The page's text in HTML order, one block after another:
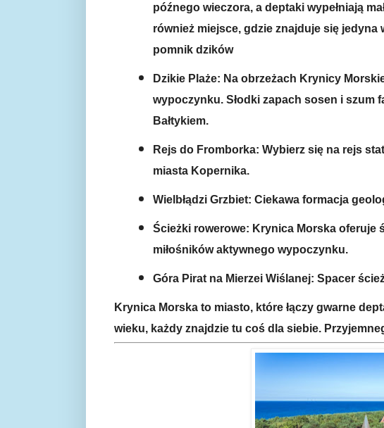
późnego wieczora, a deptaki wypełniają
również miejsce, gdzie znajduje się jedyna
pomnik dzików
Dzikie Plaże: Na obrzeżach Krynicy
wypoczynku. Słodki zapach sosen i szum
Bałtykiem.
Rejs do Fromborka: Wybierz się na rejs
miasta Kopernika.
Wielbłądzi Grzbiet: Ciekawa formacja
Ścieżki rowerowe: Krynica Morska oferuje
miłośników aktywnego wypoczynku.
Góra Pirat na Mierzei Wiślanej: Spacer
Krynica Morska to miasto, które łączy gwarne
wieku, każdy znajdzie tu coś dla siebie.